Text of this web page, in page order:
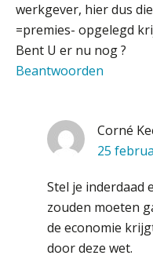
werkgever, hier dus
=premies- opgelegd
Bent U er nu nog ?
Beantwoorden
Corné
25
Stel je inderdaad
zouden moeten
de economie
door deze wet.